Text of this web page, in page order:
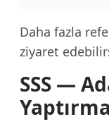
Daha fazla
ziyaret
SSS —
Yaptırma